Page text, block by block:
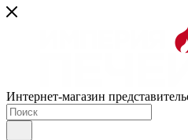
Интернет-магазин